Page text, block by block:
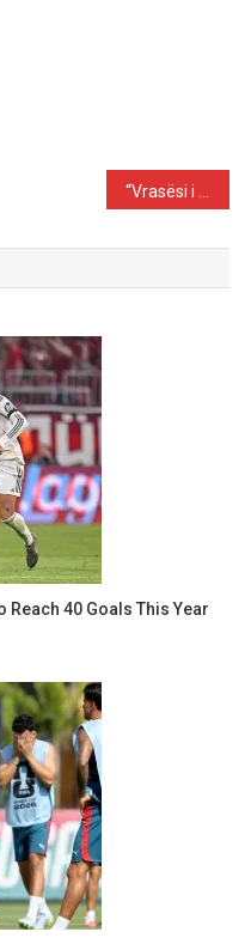
Reach 40 Goals This Year